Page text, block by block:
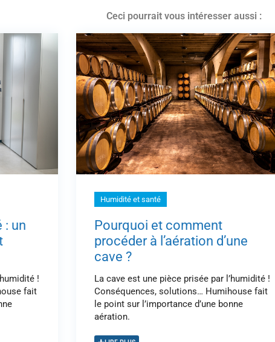
Ceci pourrait vous intéresser aussi :
: un
!
fait
Humidité et santé
Pourquoi et comment
procéder à l’aération d’une
cave ?
La cave est une pièce prisée par l’humidité !
Conséquences, solutions… Humihouse fait
le point sur l’importance d’une bonne
aération.